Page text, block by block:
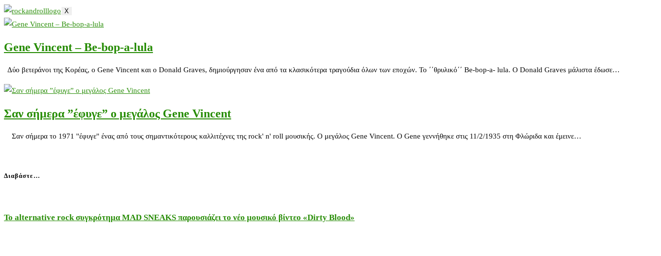
X
Gene Vincent – Be-bop-a-lula
Δύο βετεράνοι της Κορέας, ο Gene Vincent και ο Donald Graves, δημιούργησαν ένα από τα κλασικότερα τραγούδια όλων των εποχών. Το ΄΄θρυλικό΄΄ Be-bop-a- lula. Ο Donald Graves μάλιστα έδωσε…
Σαν σήμερα ”έφυγε” ο μεγάλος Gene Vincent
Σαν σήμερα το 1971 ''έφυγε'' ένας από τους σημαντικότερους καλλιτέχνες της rock' n' roll μουσικής. Ο μεγάλος Gene Vincent. Ο Gene γεννήθηκε στις 11/2/1935 στη Φλώριδα και έμεινε…
Διαβάστε…
Το alternative rock συγκρότημα MAD SNEAKS παρουσιάζει το νέο μουσικό βίντεο «Dirty Blood»